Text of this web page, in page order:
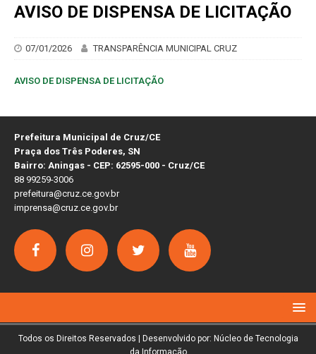
AVISO DE DISPENSA DE LICITAÇÃO
07/01/2026 TRANSPARÊNCIA MUNICIPAL CRUZ
AVISO DE DISPENSA DE LICITAÇÃO
Prefeitura Municipal de Cruz/CE
Praça dos Três Poderes, SN
Bairro: Aningas - CEP: 62595-000 - Cruz/CE
88 99259-3006
prefeitura@cruz.ce.gov.br
imprensa@cruz.ce.gov.br
Todos os Direitos Reservados | Desenvolvido por: Núcleo de Tecnologia
da Informação